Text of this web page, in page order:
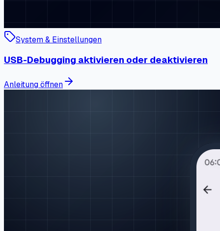
System & Einstellungen
USB-Debugging aktivieren oder deaktivieren
Anleitung öffnen